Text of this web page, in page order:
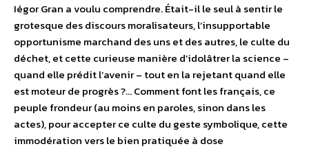
Iégor Gran a voulu comprendre. Était-il le seul à sentir le
grotesque des discours moralisateurs, l’insupportable
opportunisme marchand des uns et des autres, le culte du
déchet, et cette curieuse manière d’idolâtrer la science –
quand elle prédit l’avenir – tout en la rejetant quand elle
est moteur de progrès ?… Comment font les français, ce
peuple frondeur (au moins en paroles, sinon dans les
actes), pour accepter ce culte du geste symbolique, cette
immodération vers le bien pratiquée à dose